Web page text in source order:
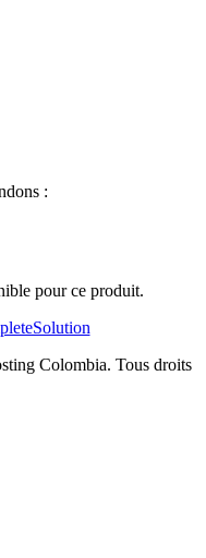
:
pour ce produit.
Colombia. Tous droits